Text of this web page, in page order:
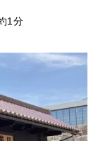
1分